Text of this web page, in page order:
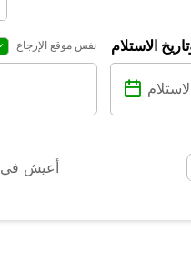
نفس موقع الإرجاع الاستلام
أعيش في